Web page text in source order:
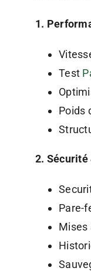
1.
Test
Poids
2.
Pare-
Mises